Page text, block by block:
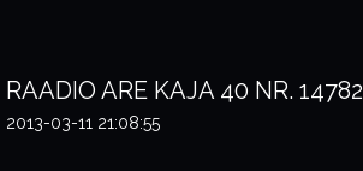
RAADIO ARE KAJA 40 NR. 14782
2013-03-11 21:08:55